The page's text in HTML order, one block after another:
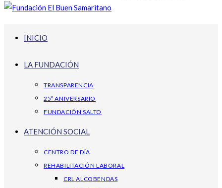
INICIO
LA FUNDACIÓN
TRANSPARENCIA
25º ANIVERSARIO
FUNDACIÓN SALTO
ATENCIÓN SOCIAL
CENTRO DE DÍA
REHABILITACIÓN LABORAL
CRL ALCOBENDAS